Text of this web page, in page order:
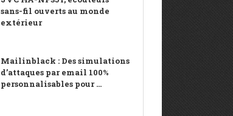
sans-fil ouverts au monde
extérieur
Mailinblack : Des simulations
d’attaques par email 100%
personnalisables pour ...